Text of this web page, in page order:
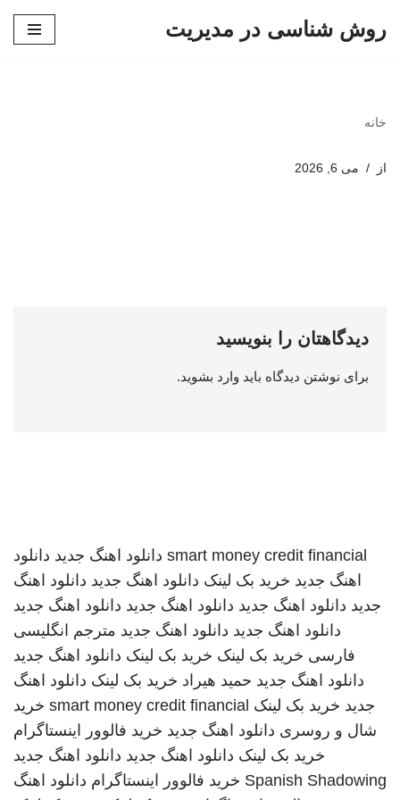
روش شناسی در مدیریت
خانه
از می 6, 2026
دیدگاهتان را بنویسید
برای نوشتن دیدگاه باید وارد بشوید.
smart money credit financial دانلود اهنگ جدید دانلود
اهنگ جدید خرید بک لینک دانلود اهنگ جدید دانلود اهنگ
جدید دانلود اهنگ جدید دانلود اهنگ جدید دانلود اهنگ جدید
دانلود اهنگ جدید دانلود اهنگ جدید مترجم انگلیسی
فارسی خرید بک لینک خرید بک لینک دانلود اهنگ جدید
دانلود اهنگ جدید حمید هیراد خرید بک لینک دانلود اهنگ
جدید خرید بک لینک smart money credit financial خرید
شال و روسری دانلود اهنگ جدید خرید فالوور اینستاگرام
خرید بک لینک دانلود اهنگ جدید دانلود اهنگ جدید
Spanish Shadowing خرید فالوور اینستاگرام دانلود اهنگ